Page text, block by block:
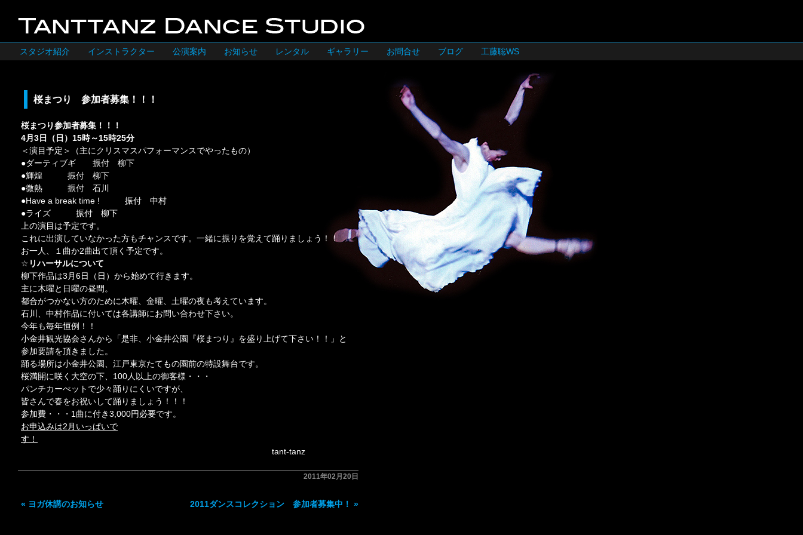
スタジオ紹介 インストラクター 公演案内 お知らせ レンタル ギャラリー お問合せ ブログ 工藤聡WS
桜まつり 参加者募集！！！
桜まつり参加者募集！！！
4月3日（日）15時～15時25分
＜演目予定＞（主にクリスマスパフォーマンスでやったもの）
●ダーティブギ 振付 柳下
●輝煌 振付 柳下
●微熱 振付 石川
●Have a break time ! 振付 中村
●ライズ 振付 柳下
上の演目は予定です。
これに出演していなかった方もチャンスです。一緒に振りを覚えて踊りましょう！！
お一人、１曲か2曲出て頂く予定です。
☆ リハーサルについて
柳下作品は3月6日（日）から始めて行きます。
主に木曜と日曜の昼間。
都合がつかない方のために木曜、金曜、土曜の夜も考えています。
石川、中村作品に付いては各講師にお問い合わせ下さい。
今年も毎年恒例！！
小金井観光協会さんから「是非、小金井公園『桜まつり』を盛り上げて下さい！！」と
参加要請を頂きました。
踊る場所は小金井公園、江戸東京たてもの園前の特設舞台です。
桜満開に咲く大空の下、100人以上の御客様・・・
パンチカーぺットで少々踊りにくいですが、
皆さんで春をお祝いして踊りましょう！！！
参加費・・・1曲に付き3,000円必要です。
お申込みは2月いっぱいで
す！
tant-tanz
2011年02月20日
« ヨガ休講のお知らせ 2011ダンスコレクション 参加者募集中！ »